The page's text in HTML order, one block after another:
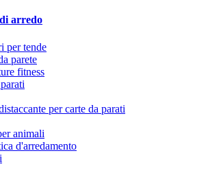
arredo
per tende
parete
fitness
per carte da parati
animali
d'arredamento